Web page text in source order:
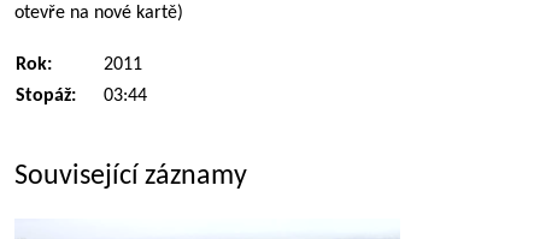
otevře na nové kartě)
Rok:
2011
Stopáž:
03:44
Související záznamy